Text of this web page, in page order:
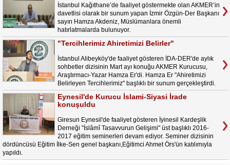
İstanbul Kağıthane’de faaliyet göstermekte olan AKMER’in
davetlisi olarak bir sunum yapan İzmir Özgün-Der Başkanı
sayın Hamza Akdeniz, Müslümanlara önemli
hatırlatmalarda bulunuyor.
"Tercihlerimiz Ahiretimizi Belirler"
İstanbul Alibeyköy'de faaliyet gösteren İDA-DER'de aylık
sohbetler dizisinin Mart ayı konuğu AKMER Kurucusu,
Araştırmacı-Yazar Hamza Er'di. Hamza Er "Ahiretimizi
Belirleyen Tercihlerimiz" başlıklı bir sunum gerçekleştirdi.
Eynesil'de Kurucu İslami-Siyasi İrade
konuşuldu
Giresun Eynesil'de faaliyet gösteren İyinesil Kardeşlik
Derneği "İslâmî Tasavvurun Gelişimi" üst başlıklı 2016-
2017 eğitim seminerleri devam ediyor. Seminer dizisinin
dördüncüsü Eğitim İlke-Sen genel başkanı,Eğitimci Ahmet Örs'ün katılımıyla
yapıldı.